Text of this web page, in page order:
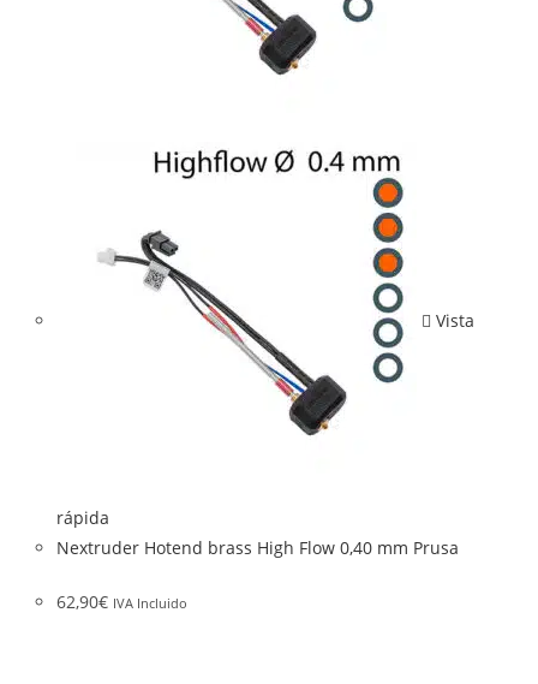
Vista
rápida
Nextruder Hotend brass High Flow 0,40 mm Prusa
62,90€ IVA Incluido